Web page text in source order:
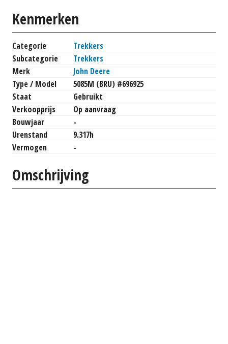
Kenmerken
Categorie
Trekkers
Subcategorie
Trekkers
Merk
John Deere
Type / Model
5085M (BRU) #696925
Staat
Gebruikt
Verkoopprijs
Op aanvraag
Bouwjaar
-
Urenstand
9.317h
Vermogen
-
Omschrijving